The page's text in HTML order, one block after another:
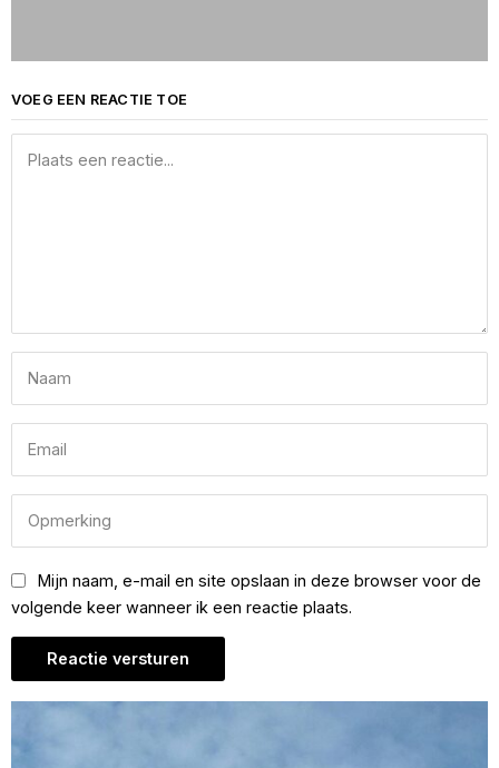
VOEG EEN REACTIE TOE
Mijn naam, e-mail en site opslaan in deze browser voor de
volgende keer wanneer ik een reactie plaats.